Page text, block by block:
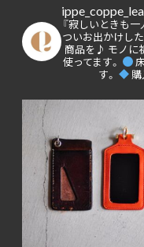
『寂しいときも
ついお出かけし
商品を♪ モノに
使ってます。
す。